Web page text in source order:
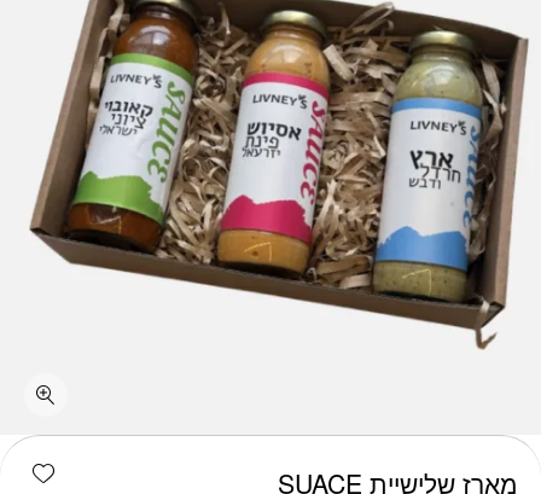
מארז שלישיית SUACE
כמות מארז שלישיית SUACE